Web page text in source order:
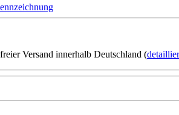
Versand innerhalb Deutschland (